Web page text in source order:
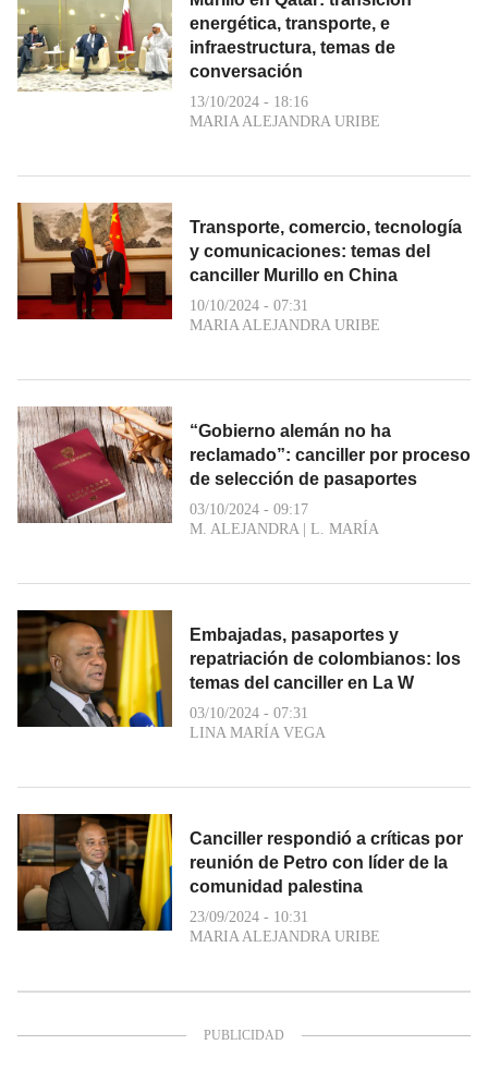
energética, transporte, e
infraestructura, temas de
conversación
13/10/2024 - 18:16
MARIA ALEJANDRA URIBE
Transporte, comercio, tecnología
y comunicaciones: temas del
canciller Murillo en China
10/10/2024 - 07:31
MARIA ALEJANDRA URIBE
“Gobierno alemán no ha
reclamado”: canciller por proceso
de selección de pasaportes
03/10/2024 - 09:17
M. ALEJANDRA| L. MARÍA
Embajadas, pasaportes y
repatriación de colombianos: los
temas del canciller en La W
03/10/2024 - 07:31
LINA MARÍA VEGA
Canciller respondió a críticas por
reunión de Petro con líder de la
comunidad palestina
23/09/2024 - 10:31
MARIA ALEJANDRA URIBE